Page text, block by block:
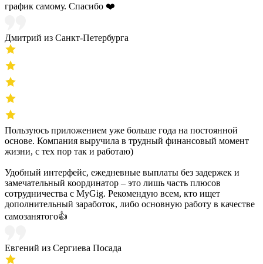
график самому. Спасибо ❤️
Дмитрий из Санкт-Петербурга
Пользуюсь приложением уже больше года на постоянной
основе. Компания выручила в трудный финансовый момент
жизни, с тех пор так и работаю)
Удобный интерфейс, ежедневные выплаты без задержек и
замечательный координатор – это лишь часть плюсов
сотрудничества с MyGig. Рекомендую всем, кто ищет
дополнительный заработок, либо основную работу в качестве
самозанятого👍
Евгений из Сергиева Посада